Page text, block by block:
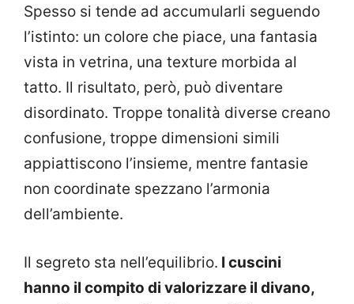
Spesso si tende ad accumularli seguendo
l’istinto: un colore che piace, una fantasia
vista in vetrina, una texture morbida al
tatto. Il risultato, però, può diventare
disordinato. Troppe tonalità diverse creano
confusione, troppe dimensioni simili
appiattiscono l’insieme, mentre fantasie
non coordinate spezzano l’armonia
dell’ambiente.
Il segreto sta nell’equilibrio. I cuscini
hanno il compito di valorizzare il divano,